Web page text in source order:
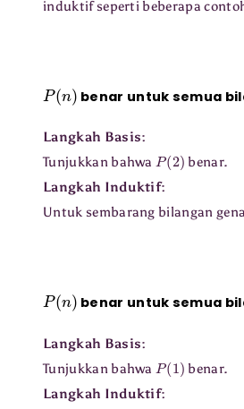
induktif seperti beberapa
P( n)
benar untuk semua
Langkah Basis:
Tunjukkan bahwaP(2) benar.
Langkah Induktif:
Untuk sembarang bilangan
P( n)
benar untuk semua
Langkah Basis:
Tunjukkan bahwaP(1) benar.
Langkah Induktif: